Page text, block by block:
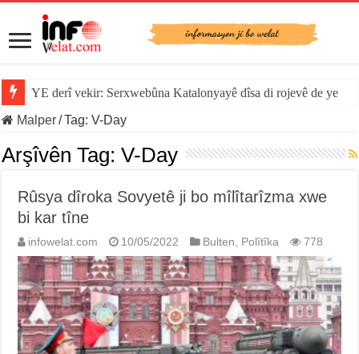
YE derî vekir: Serxwebûna Katalonyayê dîsa di rojevê de ye
Malper/Tag:V-Day
Arşîvên Tag:V-Day
Rûsya dîroka Sovyetê ji bo mîlîtarîzma xwe
bi kar tîne
infowelat.com 10/05/2022 Bulten, Polîtîka 778